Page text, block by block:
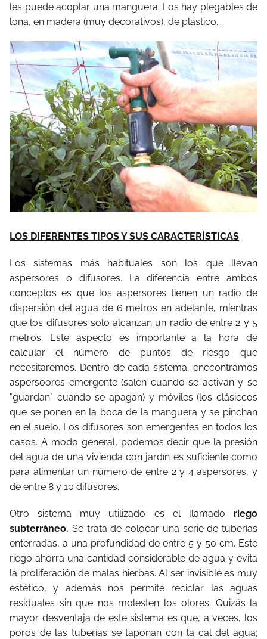
les puede acoplar una manguera. Los hay plegables de
lona, en madera (muy decorativos), de plástico...
LOS DIFERENTES TIPOS Y SUS CARACTERÍSTICAS
Los sistemas más habituales son los que llevan
aspersores o difusores. La diferencia entre ambos
conceptos es que los aspersores tienen un radio de
dispersión del agua de 6 metros en adelante, mientras
que los difusores solo alcanzan un radio de entre 2 y 5
metros. Este aspecto es importante a la hora de
calcular el número de puntos de riesgo que
necesitaremos. Dentro de cada sistema, enccontramos
aspersoores emergente (salen cuando se activan y se
"guardan" cuando se apagan) y móviles (los clásiccos
que se ponen en la boca de la manguera y se pinchan
en el suelo. Los difusores son emergentes en todos los
casos. A modo general, podemos decir que la presión
del agua de una vivienda con jardín es suficiente como
para alimentar un número de entre 2 y 4 aspersores, y
de entre 8 y 10 difusores.
Otro sistema muy utilizado es el llamado riego
subterráneo. Se trata de colocar una serie de tuberías
enterradas, a una profundidad de entre 5 y 50 cm. Este
riego ahorra una cantidad considerable de agua y evita
la proliferación de malas hierbas. Al ser invisible es muy
estético, y además nos permite reciclar las aguas
residuales sin que nos molesten los olores. Quizás la
mayor desventaja de este sistema es que, a veces, los
poros de las tuberías se taponan con la cal del agua;